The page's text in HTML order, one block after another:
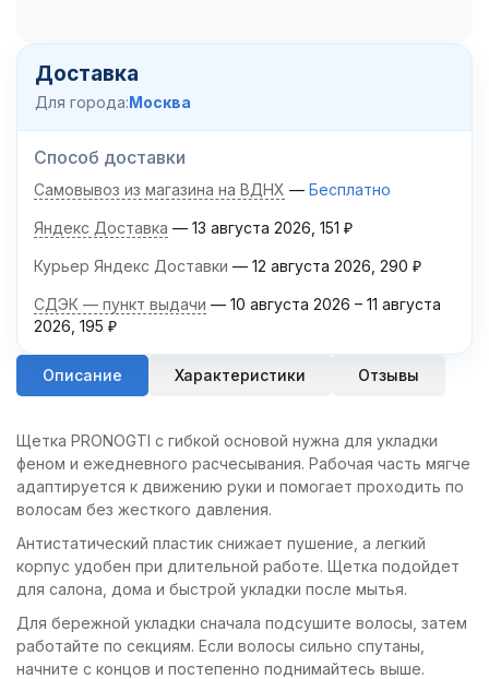
Доставка
Для города:Москва
Способ доставки
Самовывоз из магазина на ВДНХ Бесплатно
Яндекс Доставка 13 августа 2026 151 ₽
Курьер Яндекс Доставки 12 августа 2026 290 ₽
СДЭК — пункт выдачи 10 августа 2026 – 11 августа
2026 195 ₽
Описание Характеристики Отзывы
Щетка PRONOGTI с гибкой основой нужна для укладки
феном и ежедневного расчесывания. Рабочая часть мягче
адаптируется к движению руки и помогает проходить по
волосам без жесткого давления.
Антистатический пластик снижает пушение, а легкий
корпус удобен при длительной работе. Щетка подойдет
для салона, дома и быстрой укладки после мытья.
Для бережной укладки сначала подсушите волосы, затем
работайте по секциям. Если волосы сильно спутаны,
начните с концов и постепенно поднимайтесь выше.